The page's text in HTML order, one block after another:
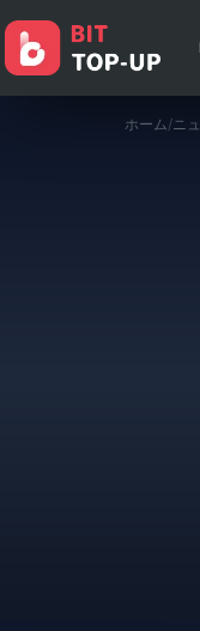
ホーム/ニ